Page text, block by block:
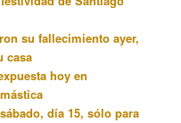
su fallecimiento ayer,
casa
hoy en
día 15, sólo para